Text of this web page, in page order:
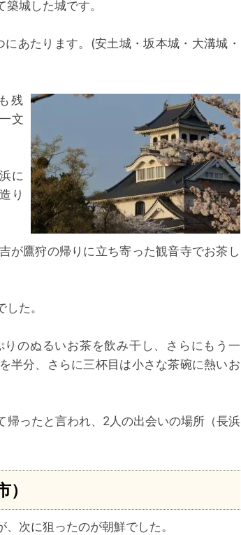
城した城です。
あたります。(安土城・坂本城・大溝城・
残
文
に
り
が鷹狩の帰りに立ち寄った観音寺でお茶し
た。
のぬるいお茶を飲み干し、さらにもう一
半分、さらに三杯目は小さな茶碗に熱いお
ったと言われ、2人の出会いの場所（長浜
次に狙ったのが朝鮮でした。